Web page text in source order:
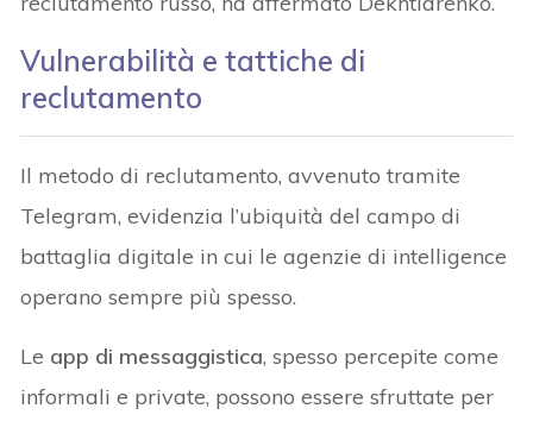
Vulnerabilità e tattiche di
reclutamento
Il metodo di reclutamento, avvenuto tramite
Telegram, evidenzia l’ubiquità del campo di
battaglia digitale in cui le agenzie di intelligence
operano sempre più spesso.
Le app di messaggistica, spesso percepite come
informali e private, possono essere sfruttate per